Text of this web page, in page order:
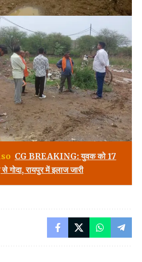
CG BREAKING: युवक को 17
गोदा, रायपुर में इलाज जारी